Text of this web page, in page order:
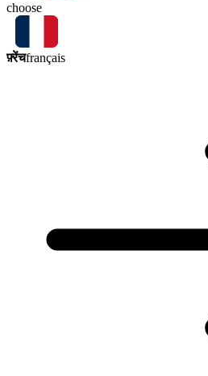
choose
फ़्रेंचfrançais